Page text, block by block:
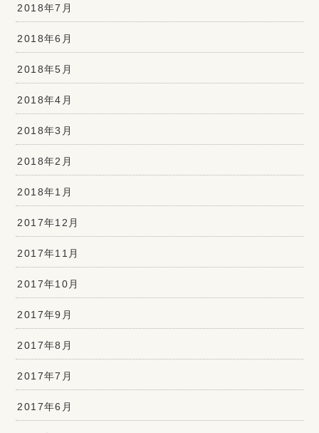
2018年7月
2018年6月
2018年5月
2018年4月
2018年3月
2018年2月
2018年1月
2017年12月
2017年11月
2017年10月
2017年9月
2017年8月
2017年7月
2017年6月